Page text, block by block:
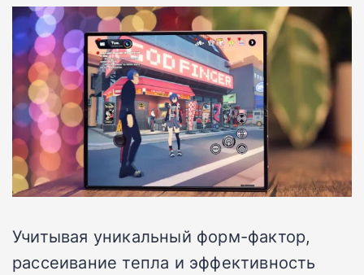
Учитывая уникальный форм-фактор,
рассеивание тепла и эффективность